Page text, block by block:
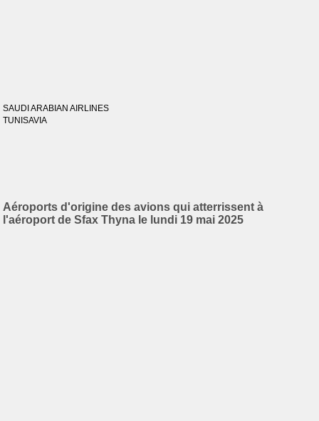
SAUDI ARABIAN AIRLINES
TUNISAVIA
Aéroports d'origine des avions qui atterrissent à
l'aéroport de Sfax Thyna le lundi 19 mai 2025